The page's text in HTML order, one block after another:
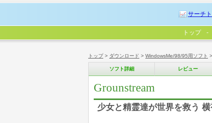
トップ> ダウンロード > WindowsMe/98/95用ソフト >
ソフト詳細 レビュー
Grounstream
少女と精霊達が世界を救う
サーチ
トップ